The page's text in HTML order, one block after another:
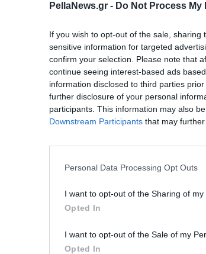
PellaNews.gr - Do Not Process
If you wish to opt-out of the sale,
sensitive information for targeted
confirm your selection. Please note that
continue seeing interest-based ads
information disclosed to third parties
further disclosure of your personal
participants. This information may also
Downstream Participants that may
Personal Data Processing Opt Outs
I want to opt-out of the Sharing of my
Opted In
I want to opt-out of the Sale of my
Opted In